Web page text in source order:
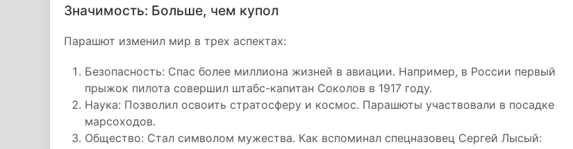
Значимость: Больше, чем купол
Парашют изменил мир в трех аспектах:
Безопасность: Спас более миллиона жизней в авиации. Например, в России первый
прыжок пилота совершил штабс-капитан Соколов в 1917 году.
Наука: Позволил освоить стратосферу и космос. Парашюты участвовали в посадке
марсоходов.
Общество: Стал символом мужества. Как вспоминал спецназовец Сергей Лысый: